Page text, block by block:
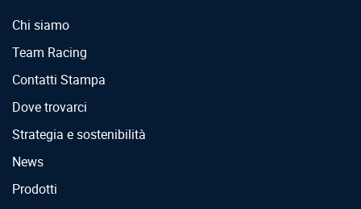
Chi siamo
Team Racing
Contatti Stampa
Dove trovarci
Strategia e sostenibilità
News
Prodotti